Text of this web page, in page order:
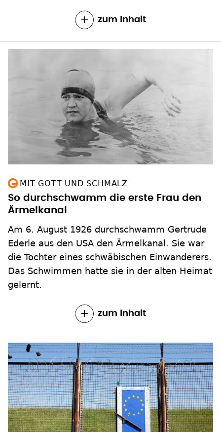
zum Inhalt
MIT GOTT UND SCHMALZ
So durchschwamm die erste Frau den
Ärmelkanal
Am 6. August 1926 durchschwamm Gertrude
Ederle aus den USA den Ärmelkanal. Sie war
die Tochter eines schwäbischen Einwanderers.
Das Schwimmen hatte sie in der alten Heimat
gelernt.
zum Inhalt